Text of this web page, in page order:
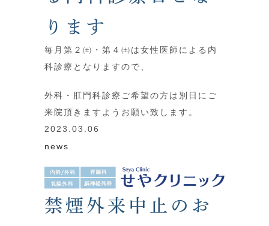
ります
毎月第２㈯・第４㈯は女性医師による内
科診療となりますので、
外科・肛門科診療ご希望の方は別日にご
来院頂きますようお願い致します。
2023.03.06
news
禁煙外来中止のお